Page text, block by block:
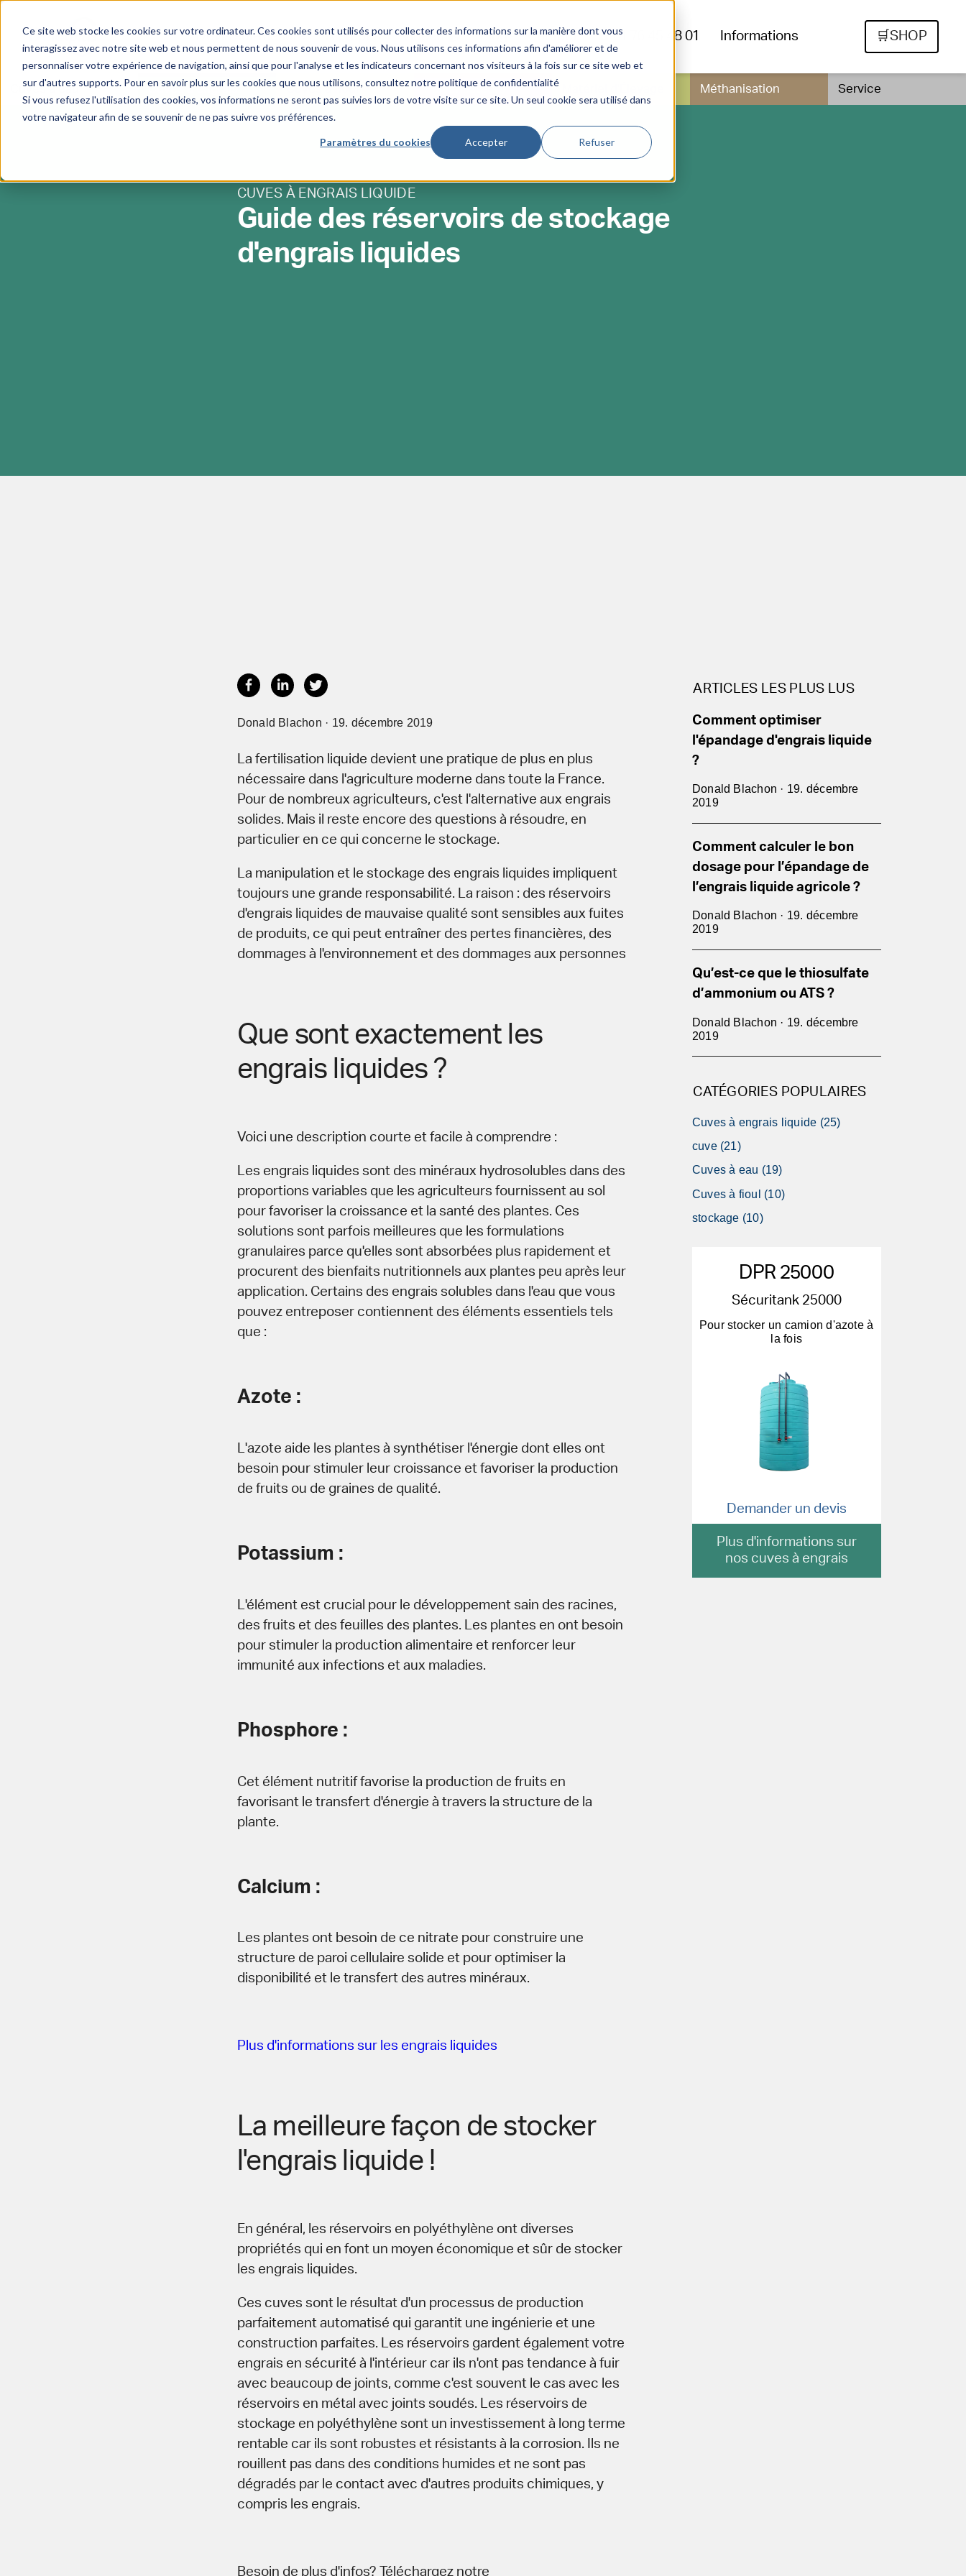
Ce site web stocke les cookies sur votre ordinateur. Ces cookies sont utilisés pour collecter des informations sur la manière dont vous
interagissez avec notre site web et nous permettent de nous souvenir de vous. Nous utilisons ces informations afin d'améliorer et de
personnaliser votre expérience de navigation, ainsi que pour l'analyse et les indicateurs concernant nos visiteurs à la fois sur ce site web et
sur d'autres supports. Pour en savoir plus sur les cookies que nous utilisons, consultez notre politique de confidentialité
Si vous refusez l'utilisation des cookies, vos informations ne seront pas suivies lors de votre visite sur ce site. Un seul cookie sera utilisé dans
votre navigateur afin de se souvenir de ne pas suivre vos préférences.
Paramètres du cookies Accepter Refuser
Devis sur-mesure À propos Vidéos 📹 Blog Contact ☎️ 01 76 45 48 01 Informations 🛒SHOP
Cuves à eau
Cuves à engrais
liquide
Cuves à fioul Pulvérisateurs Méthanisation Service
CUVES À ENGRAIS LIQUIDE
Guide des réservoirs de stockage
d'engrais liquides
Donald Blachon · 19. décembre 2019
La fertilisation liquide devient une pratique de plus en plus
nécessaire dans l'agriculture moderne dans toute la France.
Pour de nombreux agriculteurs, c'est l'alternative aux engrais
solides. Mais il reste encore des questions à résoudre, en
particulier en ce qui concerne le stockage.
La manipulation et le stockage des engrais liquides impliquent
toujours une grande responsabilité. La raison : des réservoirs
d'engrais liquides de mauvaise qualité sont sensibles aux fuites
de produits, ce qui peut entraîner des pertes financières, des
dommages à l'environnement et des dommages aux personnes
Que sont exactement les
engrais liquides ?
Voici une description courte et facile à comprendre :
Les engrais liquides sont des minéraux hydrosolubles dans des
proportions variables que les agriculteurs fournissent au sol
pour favoriser la croissance et la santé des plantes. Ces
solutions sont parfois meilleures que les formulations
granulaires parce qu'elles sont absorbées plus rapidement et
procurent des bienfaits nutritionnels aux plantes peu après leur
application. Certains des engrais solubles dans l'eau que vous
pouvez entreposer contiennent des éléments essentiels tels
que :
Azote :
L'azote aide les plantes à synthétiser l'énergie dont elles ont
besoin pour stimuler leur croissance et favoriser la production
de fruits ou de graines de qualité.
Potassium :
L'élément est crucial pour le développement sain des racines,
des fruits et des feuilles des plantes. Les plantes en ont besoin
pour stimuler la production alimentaire et renforcer leur
immunité aux infections et aux maladies.
Phosphore :
Cet élément nutritif favorise la production de fruits en
favorisant le transfert d'énergie à travers la structure de la
plante.
Calcium :
Les plantes ont besoin de ce nitrate pour construire une
structure de paroi cellulaire solide et pour optimiser la
disponibilité et le transfert des autres minéraux.
Plus d'informations sur les engrais liquides
La meilleure façon de stocker
l'engrais liquide !
En général, les réservoirs en polyéthylène ont diverses
propriétés qui en font un moyen économique et sûr de stocker
les engrais liquides.
Ces cuves sont le résultat d'un processus de production
parfaitement automatisé qui garantit une ingénierie et une
construction parfaites. Les réservoirs gardent également votre
engrais en sécurité à l'intérieur car ils n'ont pas tendance à fuir
avec beaucoup de joints, comme c'est souvent le cas avec les
réservoirs en métal avec joints soudés. Les réservoirs de
stockage en polyéthylène sont un investissement à long terme
rentable car ils sont robustes et résistants à la corrosion. Ils ne
rouillent pas dans des conditions humides et ne sont pas
dégradés par le contact avec d'autres produits chimiques, y
compris les engrais.
Besoin de plus d'infos? Téléchargez notre
ARTICLES LES PLUS LUS
Comment optimiser
l'épandage d'engrais liquide
?
Donald Blachon · 19. décembre
2019
Comment calculer le bon
dosage pour l’épandage de
l’engrais liquide agricole ?
Donald Blachon · 19. décembre
2019
Qu’est-ce que le thiosulfate
d’ammonium ou ATS ?
Donald Blachon · 19. décembre
2019
CATÉGORIES POPULAIRES
Cuves à engrais liquide (25)
cuve (21)
Cuves à eau (19)
Cuves à fioul (10)
stockage (10)
DPR 25000
Sécuritank 25000
Pour stocker un camion d'azote à
la fois
Demander un devis
Plus d'informations sur
nos cuves à engrais